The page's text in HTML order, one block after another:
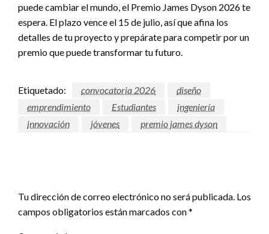
puede cambiar el mundo, el Premio James Dyson 2026 te
espera. El plazo vence el 15 de julio, así que afina los
detalles de tu proyecto y prepárate para competir por un
premio que puede transformar tu futuro.
Etiquetado: convocatoria 2026
diseño
emprendimiento
Estudiantes
ingeniería
innovación
jóvenes premio james dyson
Tu dirección de correo electrónico no será publicada. Los
campos obligatorios están marcados con*